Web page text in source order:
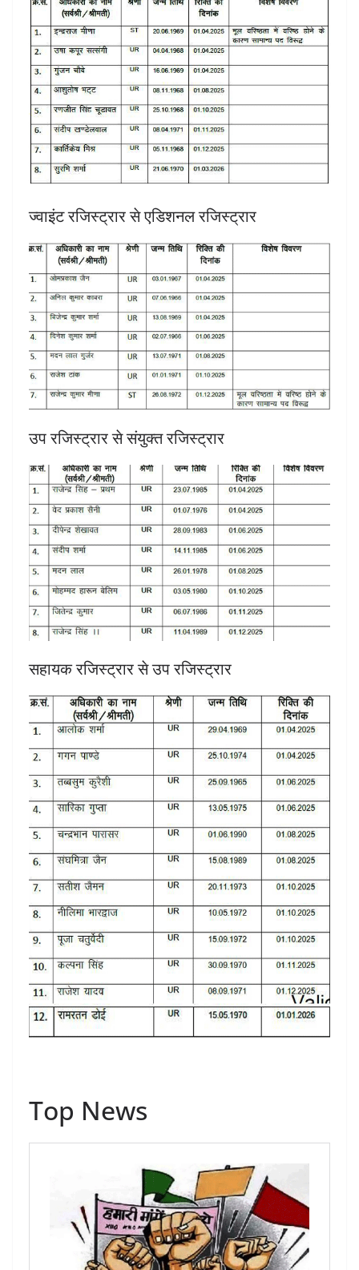
ज्वाइंट रजिस्ट्रार से एडिशनल रजिस्ट्रार
उप रजिस्ट्रार से संयुक्त रजिस्ट्रार
सहायक रजिस्ट्रार से उप रजिस्ट्रार
Top News